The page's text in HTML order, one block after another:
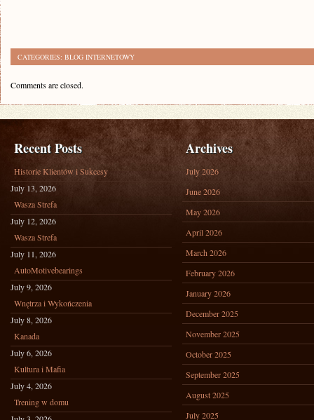
CATEGORIES: BLOG INTERNETOWY
Comments are closed.
Recent Posts
Historie Klientów i Sukcesy
July 13, 2026
Wasza Strefa
July 12, 2026
Wasza Strefa
July 11, 2026
AutoMotivebearings
July 9, 2026
Wnętrza i Wykończenia
July 8, 2026
Kanada
July 6, 2026
Kultura i Mafia
July 4, 2026
Trening w domu
Archives
July 2026
June 2026
May 2026
April 2026
March 2026
February 2026
January 2026
December 2025
November 2025
October 2025
September 2025
August 2025
July 2025